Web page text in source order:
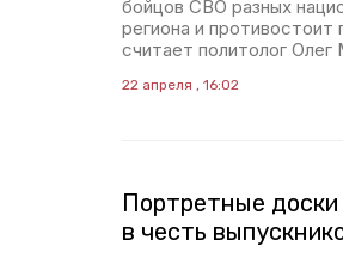
бойцов СВО разных
региона и
считает политолог Олег
22 апреля , 16:02
Портретные
в честь